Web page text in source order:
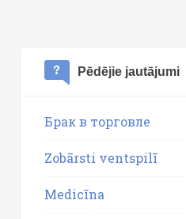
Pēdējie jautājumi
Брак в торговле
Zobārsti ventspilī
Medicīna